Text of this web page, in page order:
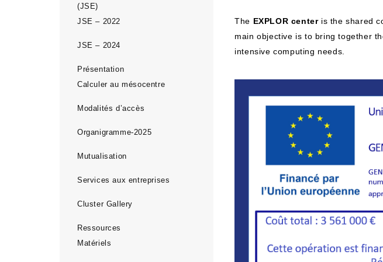
(JSE)
JSE – 2022
JSE – 2024
Présentation
Calculer au mésocentre
Modalités d’accès
Organigramme-2025
Mutualisation
Services aux entreprises
Cluster Gallery
Ressources
Matériels
The EXPLOR centeris the shared
main objective is to bring together
intensive computing needs.